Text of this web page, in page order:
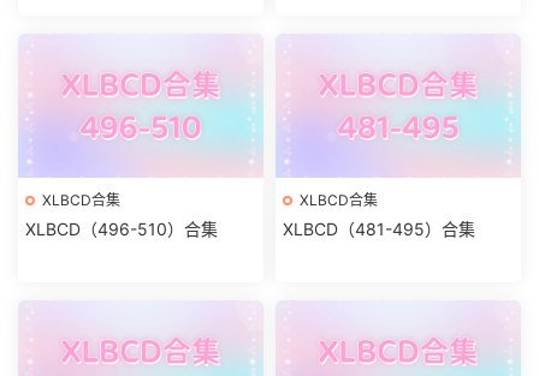
XLBCD合集
XLBCD（496-510）合集
XLBCD合集
XLBCD（481-495）合集